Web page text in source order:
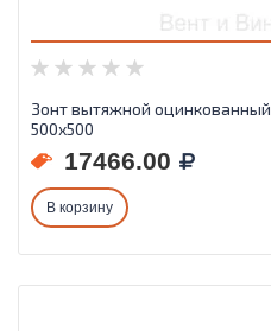
Зонт вытяжной
500х500
17466.00
В корзину